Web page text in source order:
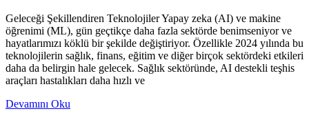
Geleceği Şekillendiren Teknolojiler Yapay zeka (AI) ve makine
öğrenimi (ML), gün geçtikçe daha fazla sektörde benimseniyor ve
hayatlarımızı köklü bir şekilde değiştiriyor. Özellikle 2024 yılında bu
teknolojilerin sağlık, finans, eğitim ve diğer birçok sektördeki etkileri
daha da belirgin hale gelecek. Sağlık sektöründe, AI destekli teşhis
araçları hastalıkları daha hızlı ve
Devamını Oku